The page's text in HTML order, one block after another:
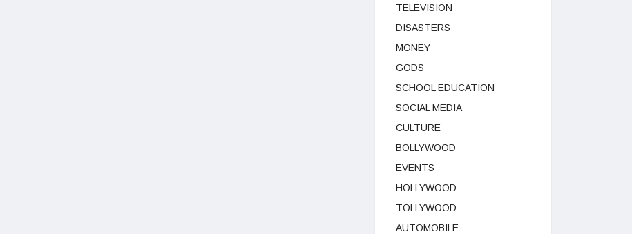
TELEVISION
DISASTERS
MONEY
GODS
SCHOOL EDUCATION
SOCIAL MEDIA
CULTURE
BOLLYWOOD
EVENTS
HOLLYWOOD
TOLLYWOOD
AUTOMOBILE